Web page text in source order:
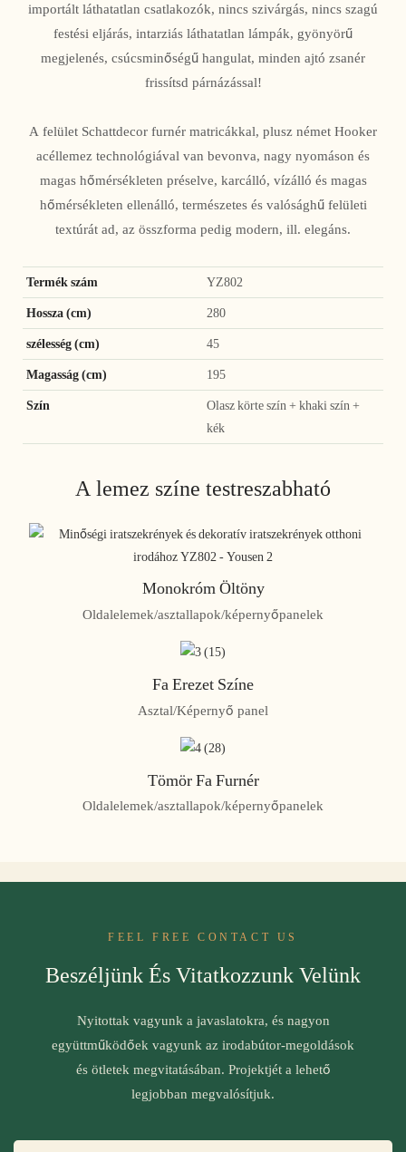
importált láthatatlan csatlakozók, nincs szivárgás, nincs szagú
festési eljárás, intarziás láthatatlan lámpák, gyönyörű
megjelenés, csúcsminőségű hangulat, minden ajtó zsanér
frissítsd párnázással!
A felület Schattdecor furnér matricákkal, plusz német Hooker
acéllemez technológiával van bevonva, nagy nyomáson és
magas hőmérsékleten préselve, karcálló, vízálló és magas
hőmérsékleten ellenálló, természetes és valósághű felületi
textúrát ad, az összforma pedig modern, ill. elegáns.
Termék szám YZ802
Hossza (cm) 280
szélesség (cm) 45
Magasság (cm) 195
Szín
Olasz körte szín + khaki szín +
kék
A lemez színe testreszabható
Monokróm Öltöny
Oldalelemek/asztallapok/képernyőpanelek
Fa Erezet Színe
Asztal/Képernyő panel
Tömör Fa Furnér
Oldalelemek/asztallapok/képernyőpanelek
FEEL FREE CONTACT US
Beszéljünk És Vitatkozzunk Velünk
Nyitottak vagyunk a javaslatokra, és nagyon
együttműködőek vagyunk az irodabútor-megoldások
és ötletek megvitatásában. Projektjét a lehető
legjobban megvalósítjuk.